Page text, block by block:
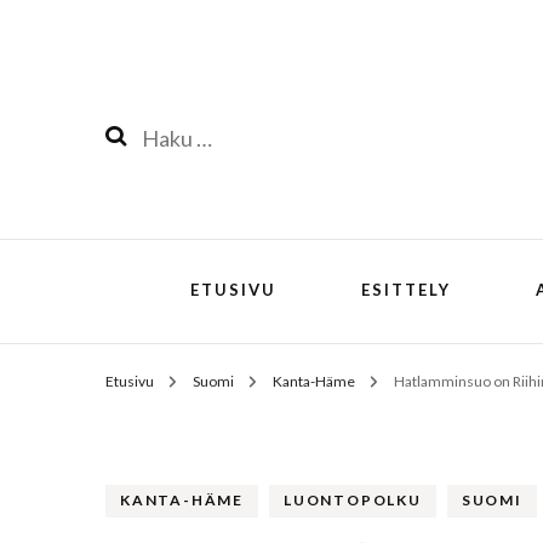
Haku:
ETUSIVU ESITTELY
Etusivu Suomi Kanta-Häme Hatlamminsuo on
KANTA-HÄME LUONTOPOLKU SUOMI